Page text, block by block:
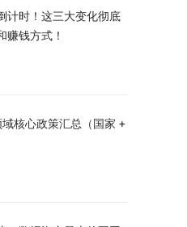
计时！这三大变化彻底
赚钱方式！
核心政策汇总（国家 +